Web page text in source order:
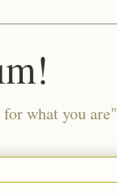
what you are"